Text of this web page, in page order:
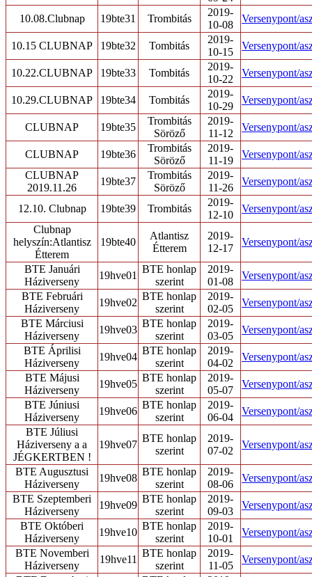
10.08.Clubnap 19bte31 Trombitás
2019-
10-08
Versenypont/
10.15 CLUBNAP 19bte32 Tombitás
2019-
10-15
Versenypont/
10.22.CLUBNAP 19bte33 Tombitás
2019-
10-22
Versenypont/
10.29.CLUBNAP 19bte34 Tombitás
2019-
10-29
Versenypont/
CLUBNAP 19bte35
Trombitás
Söröző
2019-
11-12
Versenypont/
CLUBNAP 19bte36
Trombitás
Söröző
2019-
11-19
Versenypont/
CLUBNAP
2019.11.26
19bte37
Trombitás
Söröző
2019-
11-26
Versenypont/
12.10. Clubnap 19bte39 Trombitás
2019-
12-10
Versenypont/
Clubnap
helyszín:Atlantisz
Étterem
19bte40
Atlantisz
Étterem
2019-
12-17
Versenypont/
BTE Januári
Háziverseny
19hve01
BTE honlap
szerint
2019-
01-08
Versenypont/
BTE Februári
Háziverseny
19hve02
BTE honlap
szerint
2019-
02-05
Versenypont/
BTE Márciusi
Háziverseny
19hve03
BTE honlap
szerint
2019-
03-05
Versenypont/
BTE Áprilisi
Háziverseny
19hve04
BTE honlap
szerint
2019-
04-02
Versenypont/
BTE Májusi
Háziverseny
19hve05
BTE honlap
szerint
2019-
05-07
Versenypont/
BTE Júniusi
Háziverseny
19hve06
BTE honlap
szerint
2019-
06-04
Versenypont/
BTE Júliusi
Háziverseny a a
JÉGKERTBEN !
19hve07
BTE honlap
szerint
2019-
07-02
Versenypont/
BTE Augusztusi
Háziverseny
19hve08
BTE honlap
szerint
2019-
08-06
Versenypont/
BTE Szeptemberi
Háziverseny
19hve09
BTE honlap
szerint
2019-
09-03
Versenypont/
BTE Októberi
Háziverseny
19hve10
BTE honlap
szerint
2019-
10-01
Versenypont/
BTE Novemberi
Háziverseny
19hve11
BTE honlap
szerint
2019-
11-05
Versenypont/